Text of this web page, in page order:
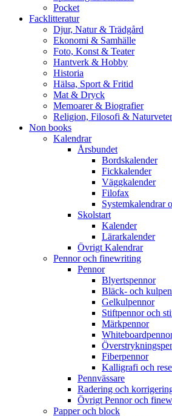
Pocket
Facklitteratur
Djur, Natur & Trädgård
Ekonomi & Samhälle
Foto, Konst & Teater
Hantverk & Hobby
Historia
Hälsa, Sport & Fritid
Mat & Dryck
Memoarer & Biografier
Religion, Filosofi &
Non books
Kalendrar
Årsbundet
Bordskalender
Fickkalender
Väggkalender
Filofax
Systemkalendrar
Skolstart
Kalender
Lärarkalender
Övrigt Kalendrar
Pennor och finewriting
Pennor
Blyertspennor
Bläck- och
Gelkulpennor
Stiftpennor och
Märkpennor
Fiberpennor
Kalligrafi och
Pennvässare
Radering och
Övrigt Pennor och
Papper och block